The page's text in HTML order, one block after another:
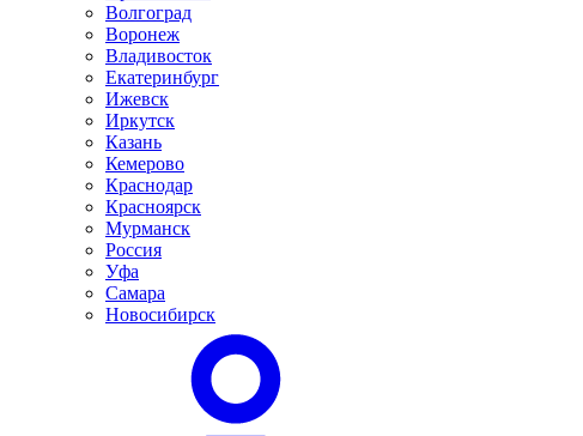
Волгоград
Воронеж
Владивосток
Екатеринбург
Ижевск
Иркутск
Казань
Кемерово
Краснодар
Красноярск
Мурманск
Россия
Уфа
Самара
Новосибирск